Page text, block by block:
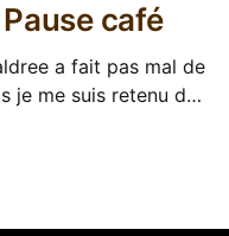
café
a fait pas mal de
je me suis retenu de
taper sinon. Et ça